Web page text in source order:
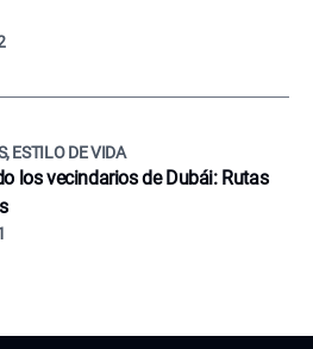
ESTILO DE VIDA
los vecindarios de Dubái: Rutas